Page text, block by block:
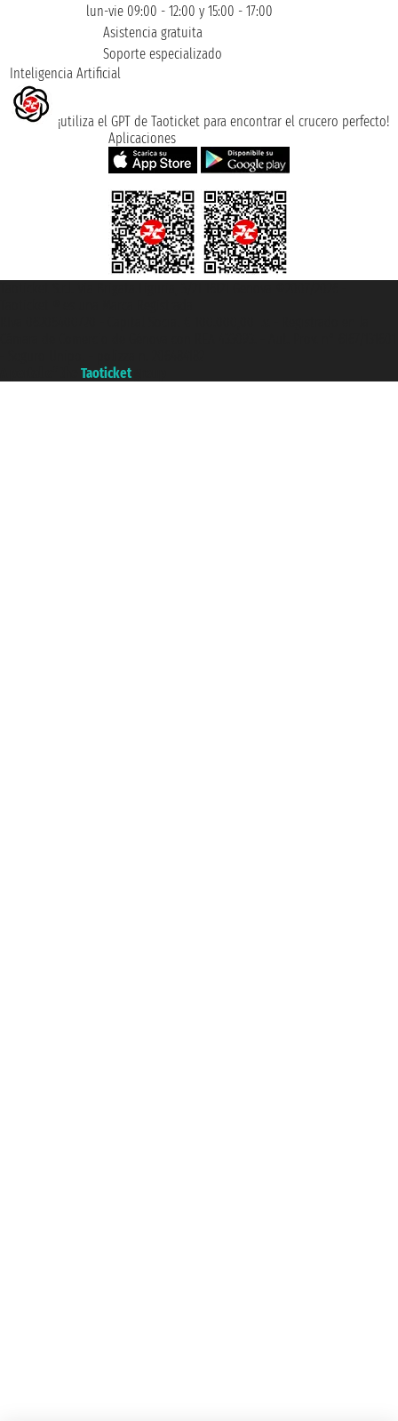
lun-vie 09:00 - 12:00 y 15:00 - 17:00
Asistencia gratuita
Soporte especializado
Inteligencia Artificial
¡utiliza el GPT de Taoticket para encontrar el crucero perfecto!
Aplicaciones
Taoticket